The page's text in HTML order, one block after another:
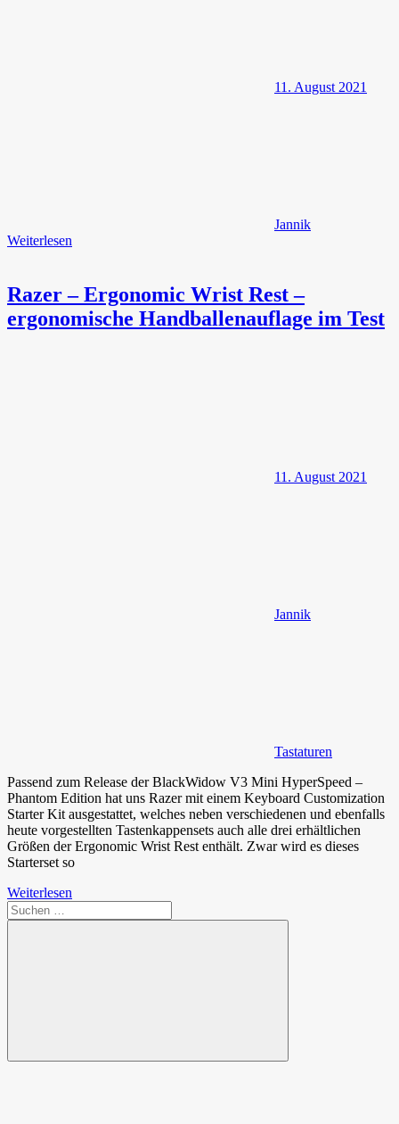
11. August 2021
Jannik
Weiterlesen
Razer – Ergonomic Wrist Rest –
ergonomische Handballenauflage im Test
11. August 2021
Jannik
Tastaturen
Passend zum Release der BlackWidow V3 Mini HyperSpeed –
Phantom Edition hat uns Razer mit einem Keyboard Customization
Starter Kit ausgestattet, welches neben verschiedenen und ebenfalls
heute vorgestellten Tastenkappensets auch alle drei erhältlichen
Größen der Ergonomic Wrist Rest enthält. Zwar wird es dieses
Starterset so
Weiterlesen
Suchen
nach:
Suchen